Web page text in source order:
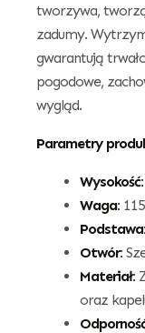
tworzywa,
zadumy.
gwarantują
pogodowe,
wygląd.
Parametry
Wysokość:
Waga:
Podstawa:
Otwór:
Materiał:
oraz